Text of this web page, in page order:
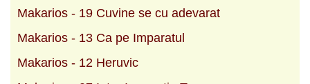
Makarios - 19 Cuvine se cu adevarat
Makarios - 13 Ca pe Imparatul
Makarios - 12 Heruvic